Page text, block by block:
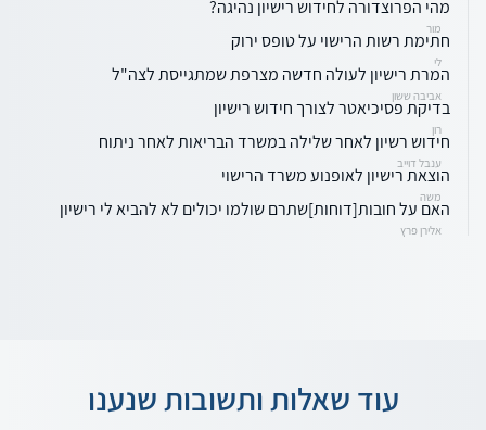
מהי הפרוצדורה לחידוש רישיון נהיגה?
מור
חתימת רשות הרישוי על טופס ירוק
לי
המרת רישיון לעולה חדשה מצרפת שמתגייסת לצה"ל
אביבה ששון
בדיקת פסיכיאטר לצורך חידוש רישיון
רון
חידוש רשיון לאחר שלילה במשרד הבריאות לאחר ניתוח
ענבל דוייב
הוצאת רישיון לאופנוע משרד הרישוי
משה
האם על חובות[דוחות]שתרם שולמו יכולים לא להביא לי רישיון
אלירן פרץ
עוד שאלות ותשובות שנענו